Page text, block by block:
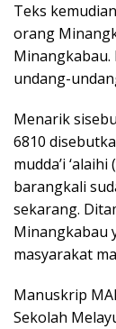
Teks
orang
Minangkabau.
undang-
Menarik
6810
mudda’i
barangkali
sekarang.
Minangkabau
masyarakat
Manuskrip
Sekolah